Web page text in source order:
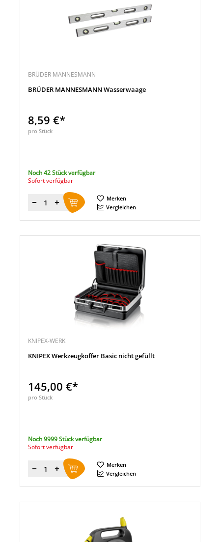
BRÜDER MANNESMANN
BRÜDER MANNESMANN Wasserwaage
8,59 €*
pro Stück
Noch 42 Stück verfügbar
Sofort verfügbar
Menge
Merken
Vergleichen
KNIPEX-WERK
KNIPEX Werkzeugkoffer Basic nicht gefüllt
145,00 €*
pro Stück
Noch 9999 Stück verfügbar
Sofort verfügbar
Menge
Merken
Vergleichen